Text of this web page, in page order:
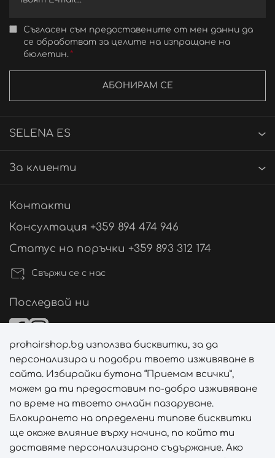
Съгласен съм предоставените от мен данни да
се обработват за целите на изпращане на
бюлетин.
АБОНИРАМ СЕ
SELENA ES
За клиенти
Контакти
Консултация +359 894 474 946
Статус на поръчки +359 893 312 174
Свържи се с нас
Последвай ни
Начини на плащане
Начини на доставка
prohairshop.bg използва бисквитки, за да
персонализира и подобри твоето изживяване в
сайта. Избирайки бутона “Приемам всички”,
можем да ти предоставим по-добро изживяване
по време на твоето онлайн пазаруване.
Блокирането на определени типове бисквитки
ще окаже влияние върху начина, по който ти
доставяме персонализирано съдържание. Ако